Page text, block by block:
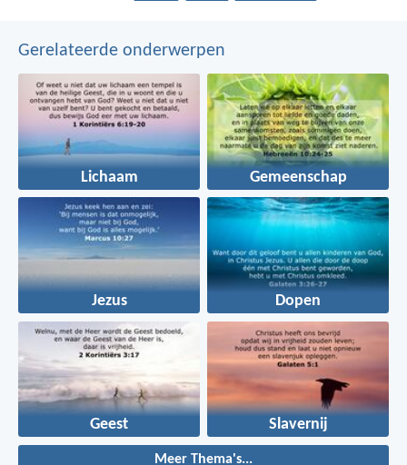
Gerelateerde onderwerpen
Lichaam Gemeenschap
Jezus Dopen
Geest Slavernij
Meer Thema's...